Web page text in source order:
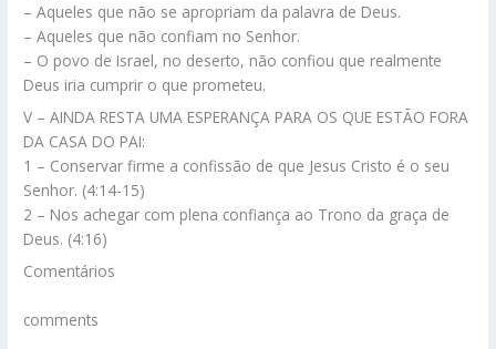
– Aqueles que não se apropriam da palavra de Deus.
– Aqueles que não confiam no Senhor.
– O povo de Israel, no deserto, não confiou que realmente
Deus iria cumprir o que prometeu.
V – AINDA RESTA UMA ESPERANÇA PARA OS QUE ESTÃO FORA
DA CASA DO PAI:
1 – Conservar firme a confissão de que Jesus Cristo é o seu
Senhor. (4:14-15)
2 – Nos achegar com plena confiança ao Trono da graça de
Deus. (4:16)
Comentários
comments